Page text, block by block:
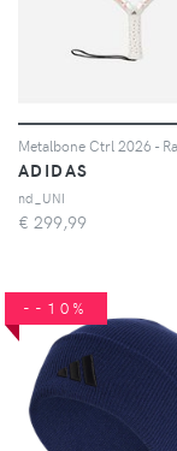
ADIDAS
nd_UNI
€ 299,99
--10%